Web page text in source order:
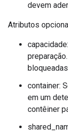
devem
Atributos
container:
em um
contêiner